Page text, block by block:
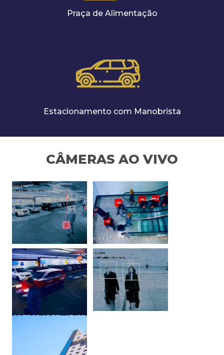
Praça de Alimentação
Estacionamento com Manobrista
CÂMERAS AO VIVO